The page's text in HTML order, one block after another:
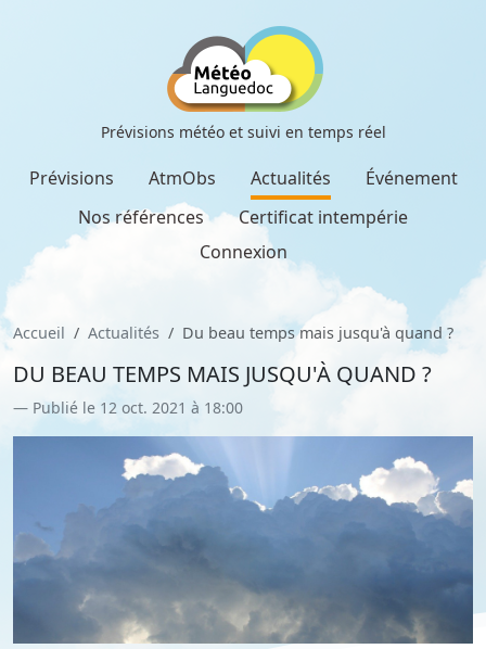
Prévisions météo et suivi en temps réel
Prévisions AtmObs Actualités
Événement
Nos références
Certificat intempérie
Connexion
Accueil Actualités Du beau temps mais jusqu'à quand ?
DU BEAU TEMPS MAIS JUSQU'À QUAND ?
Publié le 12 oct. 2021 à 18:00